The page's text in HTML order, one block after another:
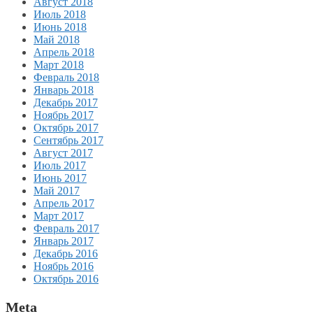
Июль 2018
Июнь 2018
Май 2018
Апрель 2018
Март 2018
Февраль 2018
Январь 2018
Декабрь 2017
Ноябрь 2017
Октябрь 2017
Сентябрь 2017
Август 2017
Июль 2017
Июнь 2017
Май 2017
Апрель 2017
Март 2017
Февраль 2017
Январь 2017
Декабрь 2016
Ноябрь 2016
Октябрь 2016
Meta